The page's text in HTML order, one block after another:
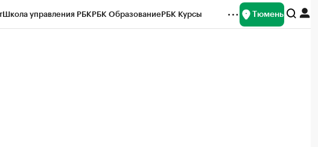
Школа управления РБКРБК ОбразованиеРБК Курсы Тюмень